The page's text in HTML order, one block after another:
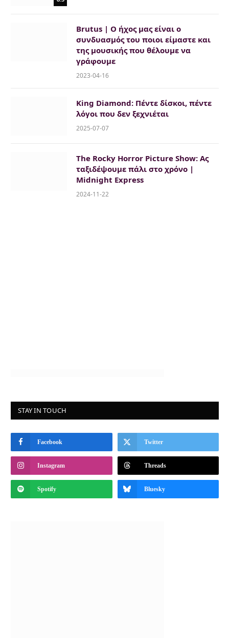
Brutus | Ο ήχος μας είναι ο
συνδυασμός του ποιοι είμαστε και
της μουσικής που θέλουμε να
γράφουμε
2023-04-16
King Diamond: Πέντε δίσκοι, πέντε
λόγοι που δεν ξεχνιέται
2025-07-07
The Rocky Horror Picture Show: Ας
ταξιδέψουμε πάλι στο χρόνο |
Midnight Express
2024-11-22
STAY IN TOUCH
Facebook Twitter
Instagram Threads
Spotify Bluesky